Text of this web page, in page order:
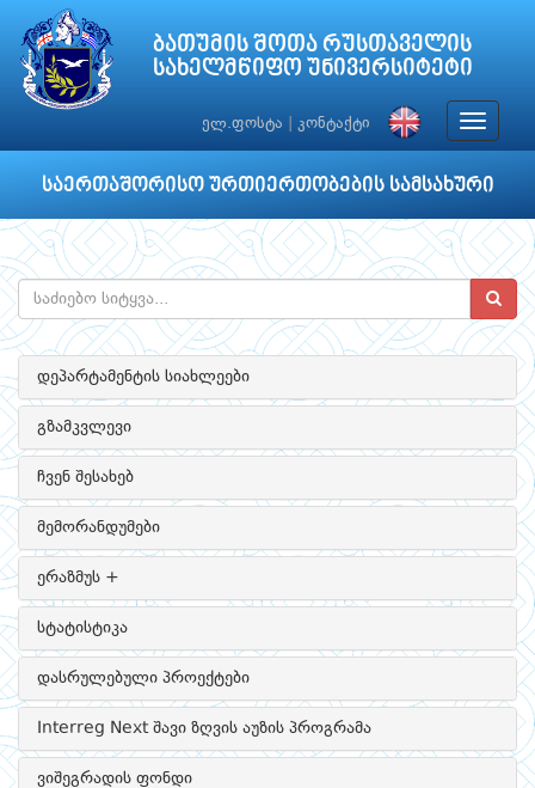
ბათუმის შოთა რუსთაველის
სახელმწიფო უნივერსიტეტი
ელ.ფოსტა კონტაქტი
Toggle
საერთაშორისო ურთიერთობების სამსახური
დეპარტამენტის სიახლეები
გზამკვლევი
ჩვენ შესახებ
მემორანდუმები
ერაზმუს +
სტატისტიკა
დასრულებული პროექტები
Interreg Next შავი ზღვის აუზის პროგრამა
ვიშეგრადის ფონდი